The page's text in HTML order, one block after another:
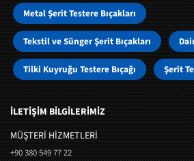
Metal Şerit Testere Bıçakları
Tekstil ve Sünger Şerit Bıçakları
Tilki Kuyruğu Testere Bıçağı Şerit
İLETİŞİM BİLGİLERİMİZ
MÜŞTERI HIZMETLERI
+90 380 549 77 22